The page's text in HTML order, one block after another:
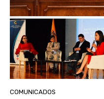
COMUNICADOS